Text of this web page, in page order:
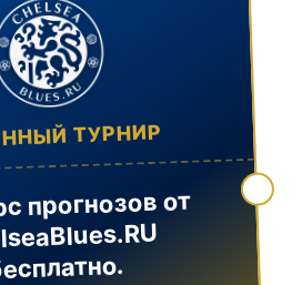
ТУРНИР
прогнозов от